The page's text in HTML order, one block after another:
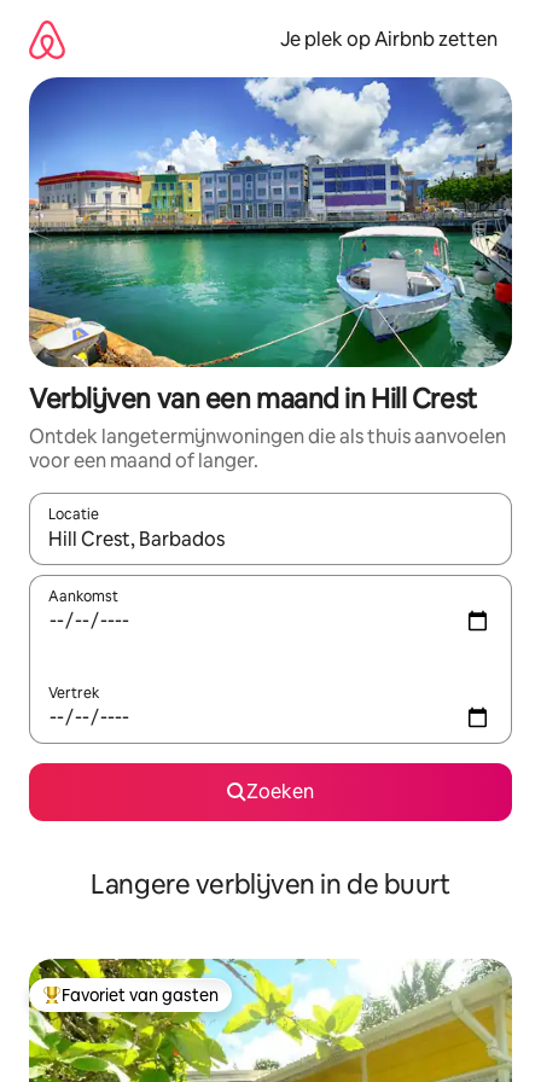
direct
naar
inhoud
Je plek op Airbnb zetten
Verblijven van een maand in Hill Crest
Ontdek langetermijnwoningen die als thuis aanvoelen
voor een maand of langer.
Locatie
Wanneer er resultaten beschikbaar zijn, maak je een keuze
Aankomst
Vertrek
Zoeken
Langere verblijven in de buurt
Topfavoriet van gasten
Favoriet van gasten